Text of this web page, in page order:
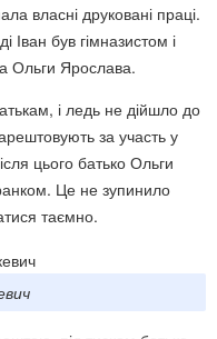
власні друковані праці.
був гімназистом і
Ольги Ярослава.
і ледь не дійшло до
за участь у
цього батько Ольги
Це не зупинило
таємно.